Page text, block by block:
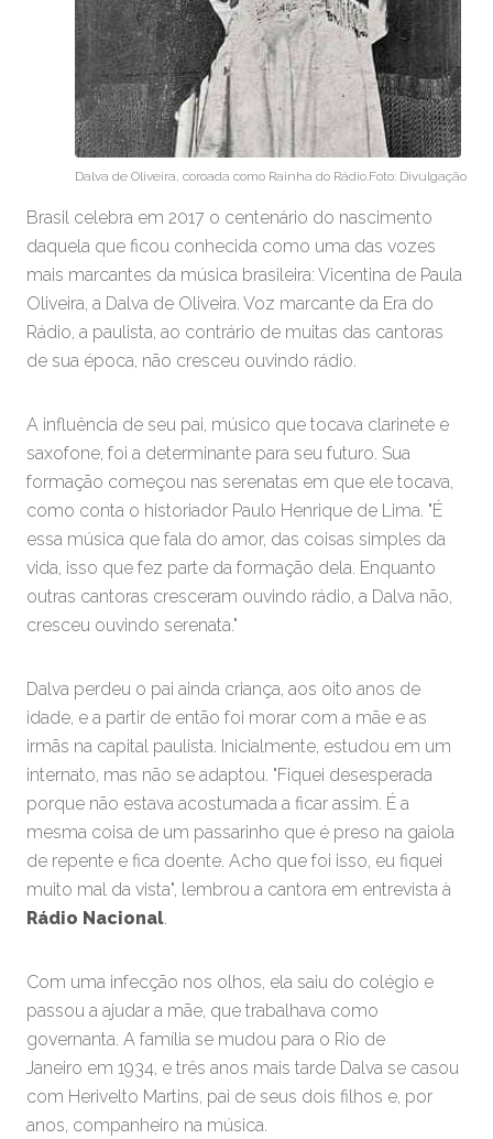
Dalva de Oliveira, coroada como Rainha do Rádio.Foto: Divulgação
Brasil celebra em 2017 o centenário do nascimento
daquela que ficou conhecida como uma das vozes
mais marcantes da música brasileira: Vicentina de Paula
Oliveira, a Dalva de Oliveira. Voz marcante da Era do
Rádio, a paulista, ao contrário de muitas das cantoras
de sua época, não cresceu ouvindo rádio.
A influência de seu pai, músico que tocava clarinete e
saxofone, foi a determinante para seu futuro. Sua
formação começou nas serenatas em que ele tocava,
como conta o historiador Paulo Henrique de Lima. "É
essa música que fala do amor, das coisas simples da
vida, isso que fez parte da formação dela. Enquanto
outras cantoras cresceram ouvindo rádio, a Dalva não,
cresceu ouvindo serenata."
Dalva perdeu o pai ainda criança, aos oito anos de
idade, e a partir de então foi morar com a mãe e as
irmãs na capital paulista. Inicialmente, estudou em um
internato, mas não se adaptou. "Fiquei desesperada
porque não estava acostumada a ficar assim. É a
mesma coisa de um passarinho que é preso na gaiola
de repente e fica doente. Acho que foi isso, eu fiquei
muito mal da vista", lembrou a cantora em entrevista à
Rádio Nacional.
Com uma infecção nos olhos, ela saiu do colégio e
passou a ajudar a mãe, que trabalhava como
governanta. A família se mudou para o Rio de
Janeiro em 1934, e três anos mais tarde Dalva se casou
com Herivelto Martins, pai de seus dois filhos e, por
anos, companheiro na música.